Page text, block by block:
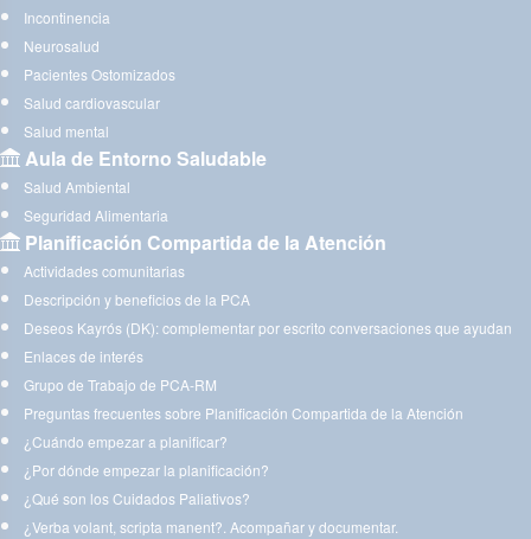
Incontinencia
Neurosalud
Pacientes Ostomizados
Salud cardiovascular
Salud mental
Aula de Entorno Saludable
Salud Ambiental
Seguridad Alimentaria
Planificación Compartida de la Atención
Actividades comunitarias
Descripción y beneficios de la PCA
Deseos Kayrós (DK): complementar por escrito conversaciones que ayudan
Enlaces de interés
Grupo de Trabajo de PCA-RM
Preguntas frecuentes sobre Planificación Compartida de la Atención
¿Cuándo empezar a planificar?
¿Por dónde empezar la planificación?
¿Qué son los Cuidados Paliativos?
¿Verba volant, scripta manent?. Acompañar y documentar.